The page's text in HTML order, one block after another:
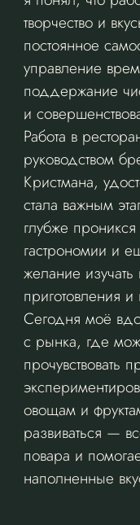
творчество и
постоянное
управление
поддержание
и
Работа в
руководством
Кристмана,
стала важным
глубже
гастрономии и
желание
приготовления
Сегодня моё
с рынка, где
прочувствовать
овощам и
развиваться —
повара и
наполненные